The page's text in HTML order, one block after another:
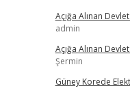
Açığa Alınan
admin
Açığa Alınan
Şermin
Güney Korede